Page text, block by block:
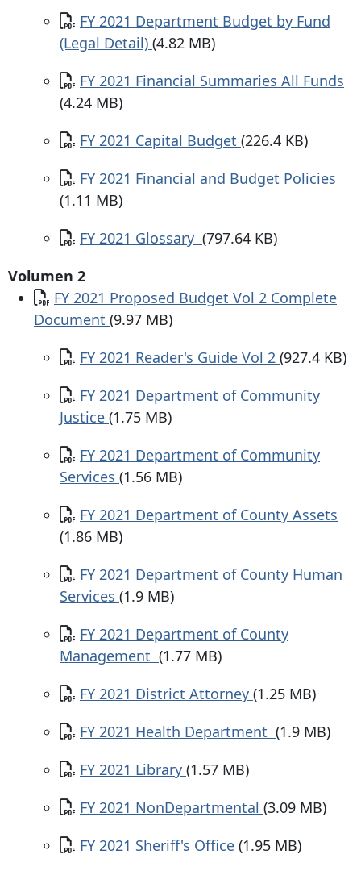
Documento
FY 2021 Department Budget by Fund
(Legal Detail) (4.82 MB)
Documento
FY 2021 Financial Summaries All Funds
(4.24 MB)
Documento
FY 2021 Capital Budget (226.4 KB)
Documento
FY 2021 Financial and Budget Policies
(1.11 MB)
Documento
FY 2021 Glossary (797.64 KB)
Volumen 2
Documento
FY 2021 Proposed Budget Vol 2 Complete
Document (9.97 MB)
Documento
FY 2021 Reader's Guide Vol 2 (927.4 KB)
Documento
FY 2021 Department of Community
Justice (1.75 MB)
Documento
FY 2021 Department of Community
Services (1.56 MB)
Documento
FY 2021 Department of County Assets
(1.86 MB)
Documento
FY 2021 Department of County Human
Services (1.9 MB)
Documento
FY 2021 Department of County
Management (1.77 MB)
Documento
FY 2021 District Attorney (1.25 MB)
Documento
FY 2021 Health Department (1.9 MB)
Documento
FY 2021 Library (1.57 MB)
Documento
FY 2021 NonDepartmental (3.09 MB)
Documento
FY 2021 Sheriff's Office (1.95 MB)